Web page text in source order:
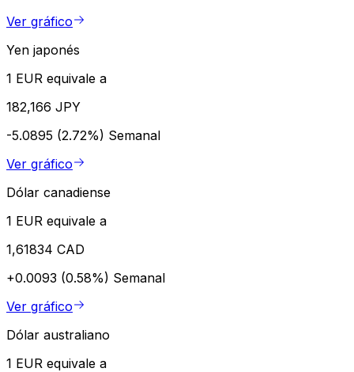
Ver gráfico
Yen japonés
1 EUR equivale a
182,166 JPY
-5.0895 (2.72%) Semanal
Ver gráfico
Dólar canadiense
1 EUR equivale a
1,61834 CAD
+0.0093 (0.58%) Semanal
Ver gráfico
Dólar australiano
1 EUR equivale a